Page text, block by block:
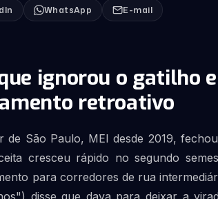
WhatsApp E-mail
ignorou o gatilho
retroativo
de São Paulo, MEI desde 2019,
cresceu rápido no segundo
para corredores de rua
disse que dava para deixar a